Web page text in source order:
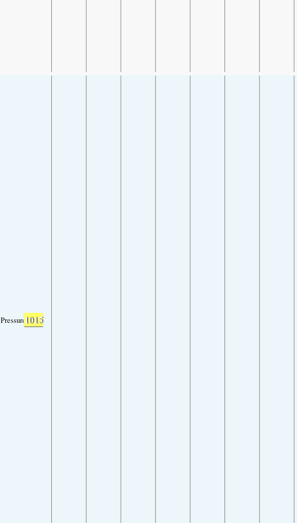
Pressure1015